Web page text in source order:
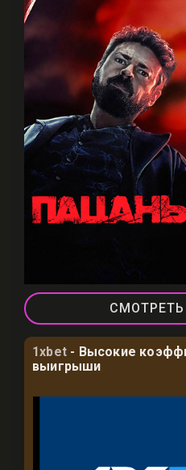
СМОТРЕТЬ
1xbet - Высокие
выигрыши